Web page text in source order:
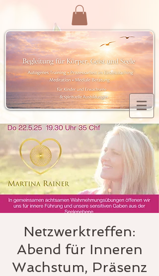
Netzwerktreffen:
Abend für Inneren
Wachstum, Präsenz